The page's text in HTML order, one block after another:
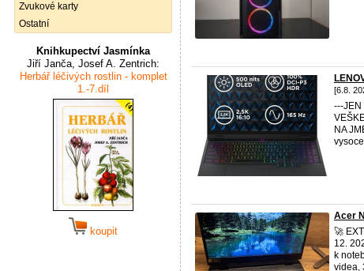
Zvukové karty
Ostatní
Knihkupectví Jasmínka
Jiří Janča, Josef A. Zentrich:
Herbář léčivých rostlin - komplet
1.-7.díl
koupit
[6.8.
---JEN
NA
Acer
🚀
12.
k
videa,